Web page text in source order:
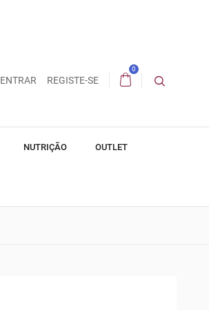
ENTRAR REGISTE-SE
0
NUTRIÇÃO OUTLET